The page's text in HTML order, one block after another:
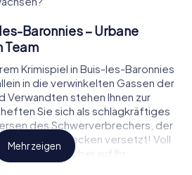
Baronnies – Urbane
Team
Krimispiel in Buis-les-Baronnies
in die verwinkelten Gassen der
Verwandten stehen Ihnen zur
Sie sich als schlagkräftiges
des Schwerverbrechers, der
und Schrecken versetzt! Voll
Sie sich dabei auf Ihr
Ihr Smartphone. Mittels GPS-
Mehr zeigen